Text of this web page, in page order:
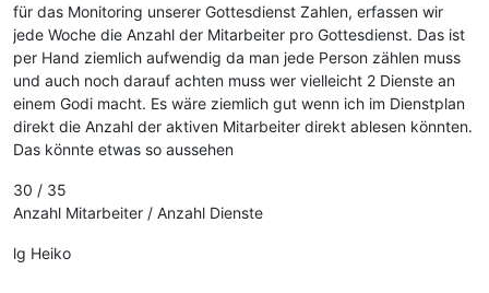
für das Monitoring unserer Gottesdienst Zahlen, erfassen wir
jede Woche die Anzahl der Mitarbeiter pro Gottesdienst. Das ist
per Hand ziemlich aufwendig da man jede Person zählen muss
und auch noch darauf achten muss wer vielleicht 2 Dienste an
einem Godi macht. Es wäre ziemlich gut wenn ich im Dienstplan
direkt die Anzahl der aktiven Mitarbeiter direkt ablesen könnten.
Das könnte etwas so aussehen
30 / 35
Anzahl Mitarbeiter / Anzahl Dienste
lg Heiko